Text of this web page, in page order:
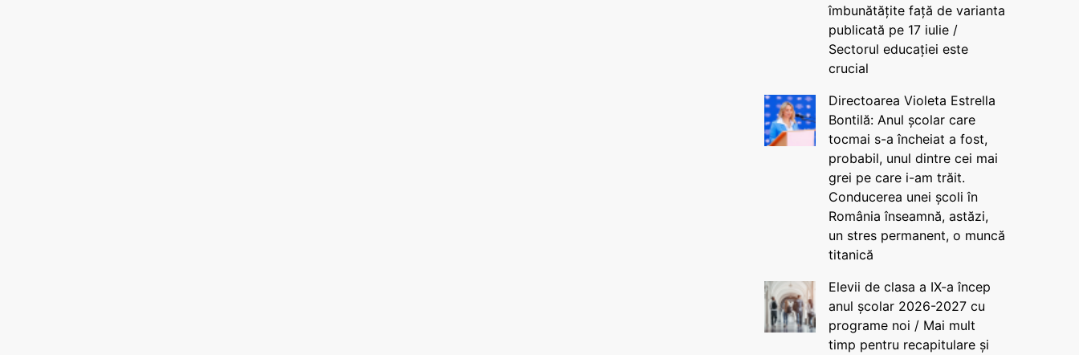
îmbunătățite față de varianta
publicată pe 17 iulie /
Sectorul educației este
crucial
Directoarea Violeta Estrella
Bontilă: Anul școlar care
tocmai s-a încheiat a fost,
probabil, unul dintre cei mai
grei pe care i-am trăit.
Conducerea unei școli în
România înseamnă, astăzi,
un stres permanent, o muncă
titanică
Elevii de clasa a IX-a încep
anul școlar 2026-2027 cu
programe noi / Mai mult
timp pentru recapitulare și